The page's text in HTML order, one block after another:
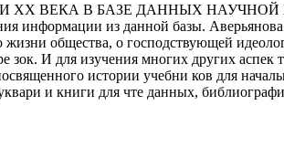
ВЕКА В БАЗЕ ДАННЫХ
из данной базы.
общества, о господствующей
И для изучения многих других аспек­
истории учебни­ ков для
и книги для чте­ данных,